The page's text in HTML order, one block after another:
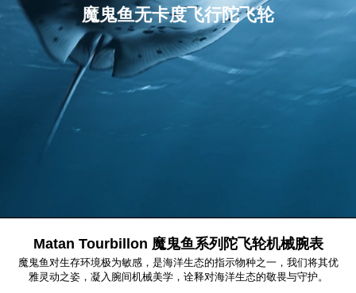
魔鬼鱼无卡度飞行陀飞轮
Matan Tourbillon 魔鬼鱼系列陀飞轮机械腕表
魔鬼鱼对生存环境极为敏感，是海洋生态的指示物种之一，我们将其优
雅灵动之姿，凝入腕间机械美学，诠释对海洋生态的敬畏与守护。